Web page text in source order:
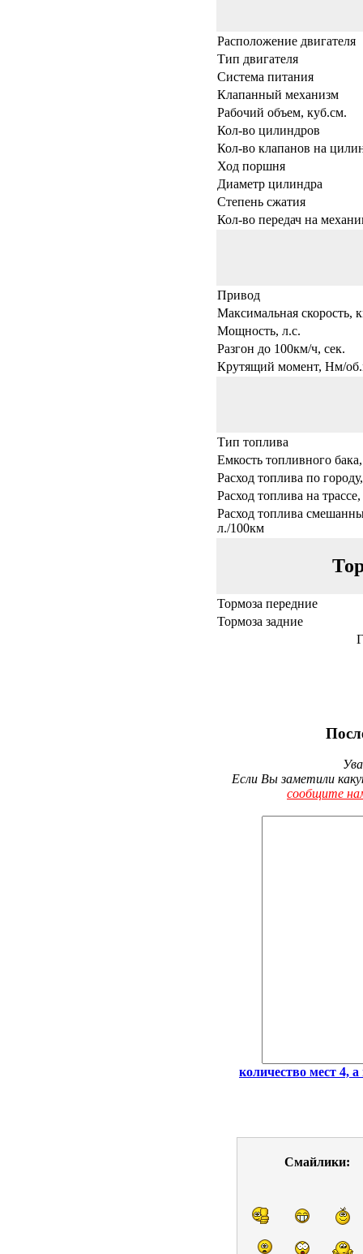
Расположение двигателя
Тип двигателя
Система питания
Клапанный механизм
Рабочий объем, куб.см.
Кол-во цилиндров
Кол-во клапанов на
Ход поршня
Диаметр цилиндра
Степень сжатия
Кол-во передач на
Привод
Максимальная скорость,
Мощность, л.с.
Разгон до 100км/ч, сек.
Крутящий момент, Нм/
Тип топлива
Емкость топливного
Расход топлива по
Расход топлива на
Расход топлива
л./100км
Тормоза передние
Тормоза задние
Если Вы заметили
сообщите
количество мест 4, а
Смайлики: